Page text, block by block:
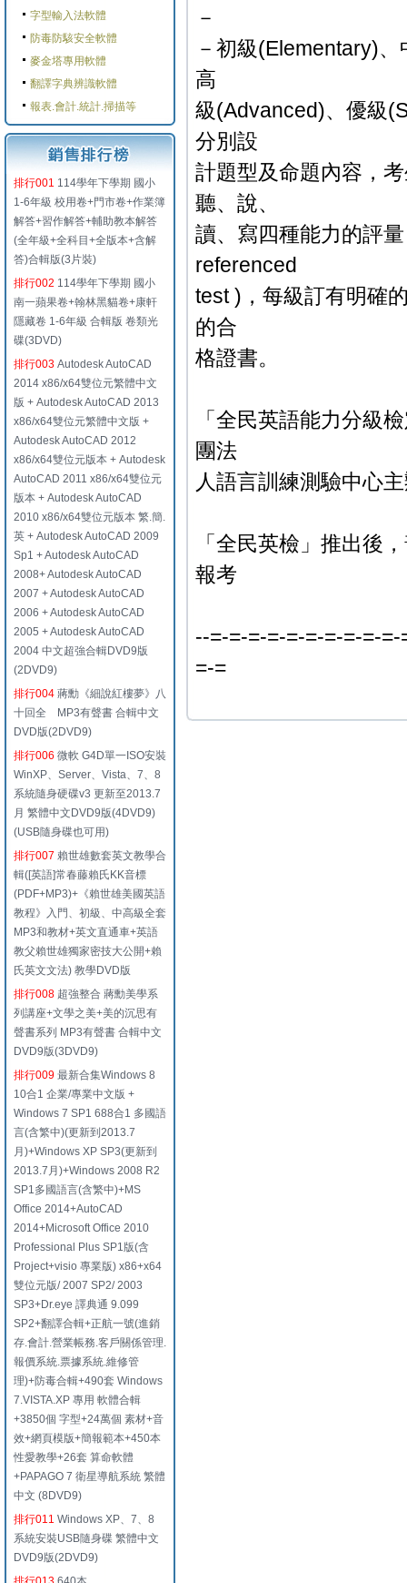
字型輸入法軟體
防毒防駭安全軟體
麥金塔專用軟體
翻譯字典辨識軟體
報表.會計.統計.掃描等
排行001 114學年下學期 國小
1-6年級 校用卷+門市卷+作業簿
解答+習作解答+輔助教本解答
(全年級+全科目+全版本+含解
答)合輯版(3片裝)
排行002 114學年下學期 國小
南一蘋果卷+翰林黑貓卷+康軒
隱藏卷 1-6年級 合輯版 卷類光
碟(3DVD)
排行003 Autodesk AutoCAD
2014 x86/x64雙位元繁體中文
版 + Autodesk AutoCAD 2013
x86/x64雙位元繁體中文版 +
Autodesk AutoCAD 2012
x86/x64雙位元版本 + Autodesk
AutoCAD 2011 x86/x64雙位元
版本 + Autodesk AutoCAD
2010 x86/x64雙位元版本 繁.簡.
英 + Autodesk AutoCAD 2009
Sp1 + Autodesk AutoCAD
2008+ Autodesk AutoCAD
2007 + Autodesk AutoCAD
2006 + Autodesk AutoCAD
2005 + Autodesk AutoCAD
2004 中文超強合輯DVD9版
(2DVD9)
排行004 蔣勳《細說紅樓夢》八
十回全 MP3有聲書 合輯中文
DVD版(2DVD9)
排行006 微軟 G4D單一ISO安裝
WinXP、Server、Vista、7、8
系統隨身硬碟v3 更新至2013.7
月 繁體中文DVD9版(4DVD9)
(USB隨身碟也可用)
排行007 賴世雄數套英文教學合
輯([英語]常春藤賴氏KK音標
(PDF+MP3)+《賴世雄美國英語
教程》入門、初級、中高級全套
MP3和教材+英文直通車+英語
教父賴世雄獨家密技大公開+賴
氏英文文法) 教學DVD版
排行008 超強整合 蔣勳美學系
列講座+文學之美+美的沉思有
聲書系列 MP3有聲書 合輯中文
DVD9版(3DVD9)
排行009 最新合集Windows 8
10合1 企業/專業中文版 +
Windows 7 SP1 688合1 多國語
言(含繁中)(更新到2013.7
月)+Windows XP SP3(更新到
2013.7月)+Windows 2008 R2
SP1多國語言(含繁中)+MS
Office 2014+AutoCAD
2014+Microsoft Office 2010
Professional Plus SP1版(含
Project+visio 專業版) x86+x64
雙位元版/ 2007 SP2/ 2003
SP3+Dr.eye 譯典通 9.099
SP2+翻譯合輯+正航一號(進銷
存.會計.營業帳務.客戶關係管理.
報價系統.票據系統.維修管
理)+防毒合輯+490套 Windows
7.VISTA.XP 專用 軟體合輯
+3850個 字型+24萬個 素材+音
效+網頁模版+簡報範本+450本
性愛教學+26套 算命軟體
+PAPAGO 7 衛星導航系統 繁體
中文 (8DVD9)
排行011 Windows XP、7、8
系統安裝USB隨身碟 繁體中文
DVD9版(2DVD9)
－
－初級(Elementary)
高
級(Advanced)、優級
分別設
計題型及命題內容，
聽、說、
讀、寫四種能力的評
referenced
test )，每級訂有明確
的合
格證書。
「全民英語能力分級
團法
人語言訓練測驗中心
「全民英檢」推出後
報考
--=-=-=-=-=-=-=-=-=-
=-=